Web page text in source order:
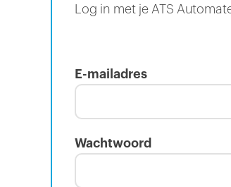
Log in met je ATS
E-mailadres
Wachtwoord